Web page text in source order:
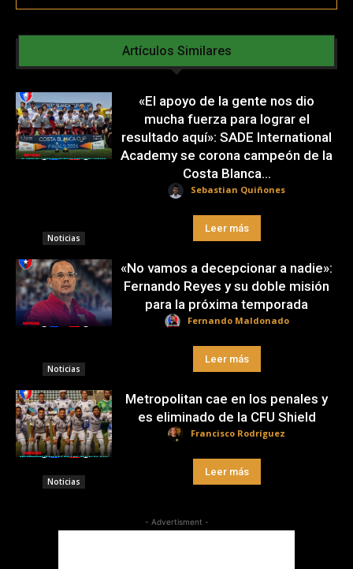
Artículos Similares
Noticias
«El apoyo de la gente nos dio
mucha fuerza para lograr el
resultado aquí»: SADE International
Academy se corona campeón de la
Costa Blanca...
Sebastian Quiñones
Leer más
Noticias
«No vamos a decepcionar a nadie»:
Fernando Reyes y su doble misión
para la próxima temporada
Fernando Maldonado
Leer más
Noticias
Metropolitan cae en los penales y
es eliminado de la CFU Shield
Francisco Rodríguez
Leer más
- Advertisment -